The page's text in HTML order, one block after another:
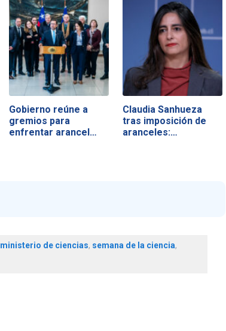
Gobierno reúne a
gremios para
enfrentar arancel
Claudia Sanhueza
tras imposición de
aranceles:…
ministerio de ciencias, semana de la ciencia,